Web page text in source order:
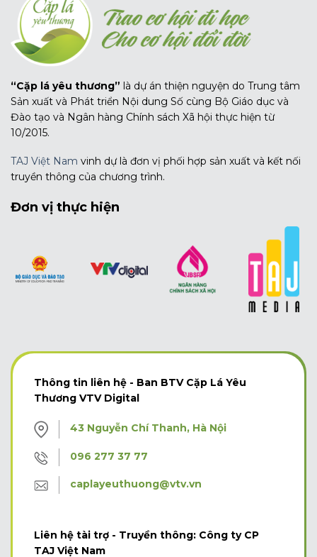
“Cặp lá yêu thương” là dự án thiện nguyện do Trung tâm
Sản xuất và Phát triển Nội dung Số cùng Bộ Giáo dục và
Đào tạo và Ngân hàng Chính sách Xã hội thực hiện từ
10/2015.
TAJ Việt Nam vinh dự là đơn vị phối hợp sản xuất và kết nối
truyền thông của chương trình.
Đơn vị thực hiện
Thông tin liên hệ - Ban BTV Cặp Lá Yêu
Thương VTV Digital
43 Nguyễn Chí Thanh, Hà Nội
096 277 37 77
caplayeuthuong@vtv.vn
Liên hệ tài trợ - Truyền thông: Công ty CP
TAJ Việt Nam